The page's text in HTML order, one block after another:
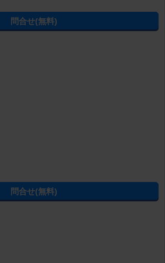
問合せ番号C03000010-000000488B101
・賃貸アパートを探す